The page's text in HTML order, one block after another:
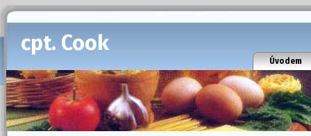
cpt. Cook
Úvodem